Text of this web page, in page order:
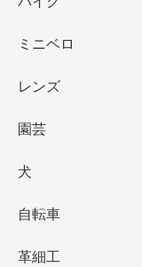
ミニベロ
レンズ
園芸
犬
自転車
革細工